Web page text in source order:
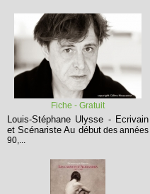
Fiche - Gratuit
Louis-Stéphane Ulysse - Ecrivain
et Scénariste Au débutdes années
90,...